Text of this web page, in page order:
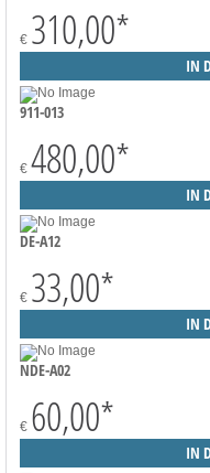
€ 310,00*
911-013
€ 480,00*
DE-A12
€ 33,00*
NDE-A02
€ 60,00*